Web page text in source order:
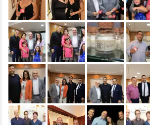
&nbsp; &nbsp; &nbsp; &nbsp;
&nbsp; &nbsp; &nbsp; &nbsp;
&nbsp; &nbsp; &nbsp; &nbsp;